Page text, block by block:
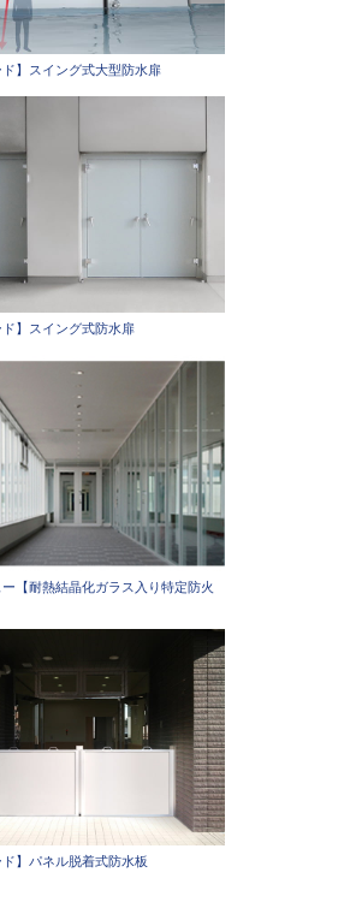
ド】スイング式大型防水扉
ド】スイング式防水扉
【耐熱結晶化ガラス入り特定防火
ド】パネル脱着式防水板